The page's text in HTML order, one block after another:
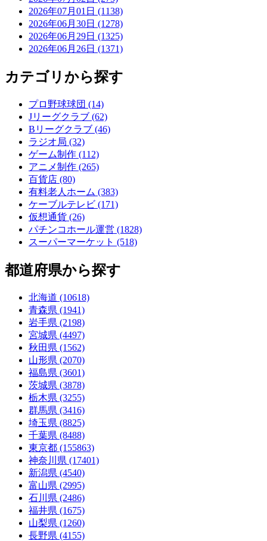
2026年07月01日 (1138)
2026年06月30日 (1278)
2026年06月29日 (1325)
2026年06月26日 (1371)
カテゴリから探す
プロ野球球団 (14)
Jリーグクラブ (62)
Bリーグクラブ (46)
ラジオ局 (32)
ゲーム制作 (112)
アニメ制作 (265)
百貨店 (80)
有料老人ホーム (383)
ケーブルテレビ (171)
仮想通貨 (26)
パチンコホール運営 (1828)
スーパーマーケット (518)
都道府県から探す
北海道 (10618)
青森県 (1941)
岩手県 (2198)
宮城県 (4497)
秋田県 (1562)
山形県 (2070)
福島県 (3601)
茨城県 (3878)
栃木県 (3255)
群馬県 (3416)
埼玉県 (8825)
千葉県 (8488)
東京都 (155863)
神奈川県 (17401)
新潟県 (4540)
富山県 (2995)
石川県 (2486)
福井県 (1675)
山梨県 (1260)
長野県 (4155)